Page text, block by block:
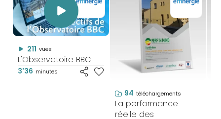
211 vues
L'Observatoire BBC
3'36 minutes
94 téléchargements
La performance
réelle des